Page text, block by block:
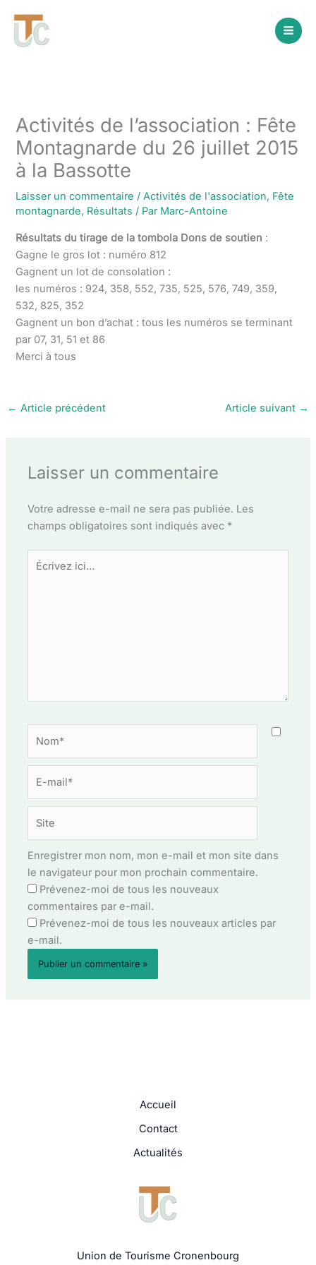
contenu
Activités de l’association : Fête
Montagnarde du 26 juillet 2015
à la Bassotte
Laisser un commentaire /Activités de l'association, Fête
montagnarde, Résultats / Par Marc-Antoine
Résultats du tirage de la tombola Dons de soutien :
Gagne le gros lot : numéro 812
Gagnent un lot de consolation :
les numéros : 924, 358, 552, 735, 525, 576, 749, 359,
532, 825, 352
Gagnent un bon d’achat : tous les numéros se terminant
par 07, 31, 51 et 86
Merci à tous
← Article précédent Article suivant →
Laisser un commentaire
Votre adresse e-mail ne sera pas publiée. Les
champs obligatoires sont indiqués avec *
Écrivez
mail*
Enregistrer mon nom, mon e-mail et mon site dans
le navigateur pour mon prochain commentaire.
Prévenez-moi de tous les nouveaux
commentaires par e-mail.
Prévenez-moi de tous les nouveaux articles par
e-mail.
Accueil
Contact
Actualités
Union de Tourisme Cronenbourg